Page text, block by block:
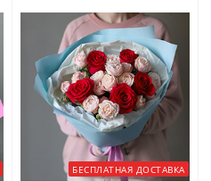
БЕСПЛАТНАЯ ДОСТАВКА